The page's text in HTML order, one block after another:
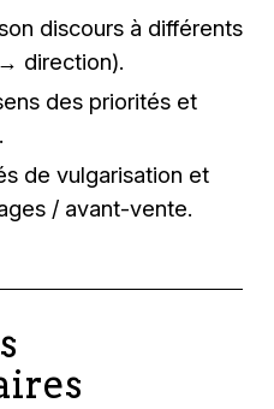
discours à différents
direction).
des priorités et
de vulgarisation et
/ avant-vente.